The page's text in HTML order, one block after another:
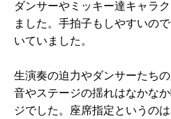
ダンサーやミッキー達キャラ
ました。手拍子もしやすいの
いていました。
生演奏の迫力やダンサーたち
音やステージの揺れはなかな
ジでした。座席指定というの